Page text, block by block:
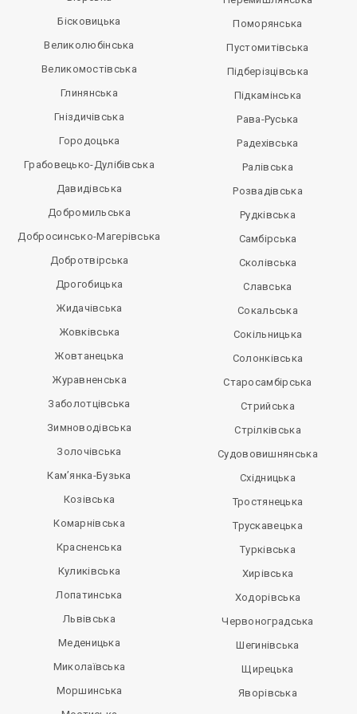
Бісковицька
Великолюбінська
Великомостівська
Глинянська
Гніздичівська
Городоцька
Грабовецько-Дулібівська
Давидівська
Добромильська
Добросинсько-Магерівська
Добротвірська
Дрогобицька
Жидачівська
Жовківська
Жовтанецька
Журавненська
Заболотцівська
Зимноводівська
Золочівська
Кам’янка-Бузька
Козівська
Комарнівська
Красненська
Куликівська
Лопатинська
Львівська
Меденицька
Миколаївська
Моршинська
Поморянська
Пустомитівська
Підберізцівська
Підкамінська
Рава-Руська
Радехівська
Ралівська
Розвадівська
Рудківська
Самбірська
Сколівська
Славська
Сокальська
Сокільницька
Солонківська
Старосамбірська
Стрийська
Стрілківська
Судововишнянська
Східницька
Тростянецька
Трускавецька
Турківська
Хирівська
Ходорівська
Червоноградська
Шегинівська
Щирецька
Яворівська